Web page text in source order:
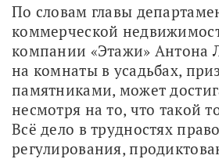
По словам главы
коммерческой
компании «Этажи» Антона
на комнаты в усадьбах,
памятниками, может
несмотря на то, что такой
Всё дело в трудностях
регулирования,